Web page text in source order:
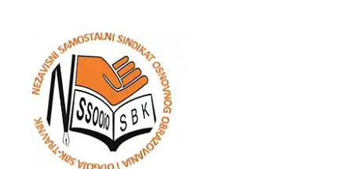
content